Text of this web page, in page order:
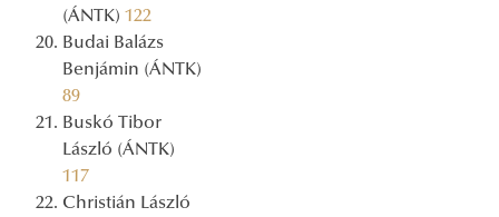
(ÁNTK) 122
Budai Balázs
Benjámin (ÁNTK)
89
Buskó Tibor
László (ÁNTK)
117
Christián László